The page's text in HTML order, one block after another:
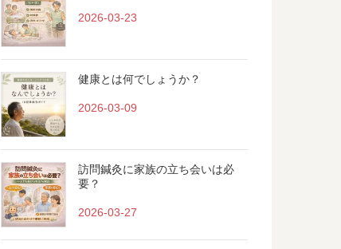
2026-03-23
健康とは何でしょうか？
2026-03-09
訪問鍼灸に家族の立ち会いは必
要？
2026-03-27